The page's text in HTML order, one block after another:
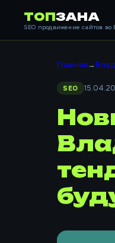
ТОПЗАНА
SEO продвижение сайтов во
Главная→
SEO